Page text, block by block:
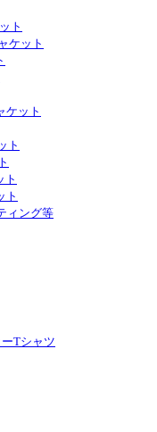
ト
ケット
ケット
ト
ト
ト
ィング等
Tシャツ